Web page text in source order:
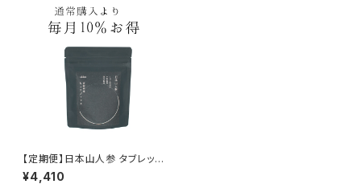
【定期便】日本山人参 タブレット
150錠【1ヶ月ごとにお届け】
¥4,410